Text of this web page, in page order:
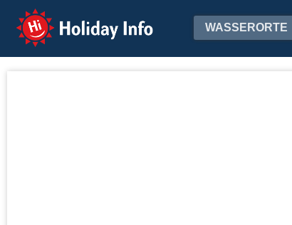
Holiday Info WASSERORTE